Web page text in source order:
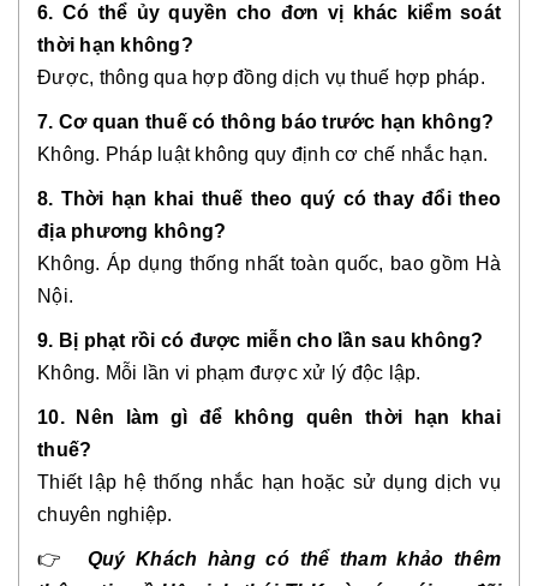
6. Có thể ủy quyền cho đơn vị khác kiểm soát
thời hạn không?
Được, thông qua hợp đồng dịch vụ thuế hợp pháp.
7. Cơ quan thuế có thông báo trước hạn không?
Không. Pháp luật không quy định cơ chế nhắc hạn.
8. Thời hạn khai thuế theo quý có thay đổi theo
địa phương không?
Không. Áp dụng thống nhất toàn quốc, bao gồm Hà
Nội.
9. Bị phạt rồi có được miễn cho lần sau không?
Không. Mỗi lần vi phạm được xử lý độc lập.
10. Nên làm gì để không quên thời hạn khai
thuế?
Thiết lập hệ thống nhắc hạn hoặc sử dụng dịch vụ
chuyên nghiệp.
👉
Quý Khách hàng có thể tham khảo thêm